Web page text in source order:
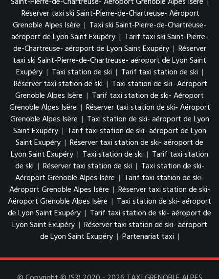
Réserver taxi ski Saint-Pierre-de-Chartreuse- Aéroport
Grenoble Alpes Isère | Taxi ski Saint-Pierre-de-Chartreuse-
aéroport de Lyon Saint Exupéry | Tarif taxi ski Saint-Pierre-
de-Chartreuse- aéroport de Lyon Saint Exupéry | Réserver
taxi ski Saint-Pierre-de-Chartreuse- aéroport de Lyon Saint
Exupéry | Taxi station de ski | Tarif taxi station de ski |
Réserver taxi station de ski | Taxi station de ski- Aéroport
Grenoble Alpes Isère | Tarif taxi station de ski- Aéroport
Grenoble Alpes Isère | Réserver taxi station de ski- Aéroport
Grenoble Alpes Isère | Taxi station de ski- aéroport de Lyon
Saint Exupéry | Tarif taxi station de ski- aéroport de Lyon
Saint Exupéry | Réserver taxi station de ski- aéroport de
Lyon Saint Exupéry | Taxi station de ski | Tarif taxi station
de ski | Réserver taxi station de ski | Taxi station de ski-
Aéroport Grenoble Alpes Isère | Tarif taxi station de ski-
Aéroport Grenoble Alpes Isère | Réserver taxi station de ski-
Aéroport Grenoble Alpes Isère | Taxi station de ski- aéroport
de Lyon Saint Exupéry | Tarif taxi station de ski- aéroport de
Lyon Saint Exupéry | Réserver taxi station de ski- aéroport
de Lyon Saint Exupéry | Partenariat taxi |